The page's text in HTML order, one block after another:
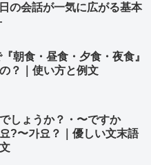
の会話が一気に広がる基本
朝食・昼食・夕食・夜食』
？｜使い方と例文
しょうか？・〜ですか
?〜가요？｜優しい文末語